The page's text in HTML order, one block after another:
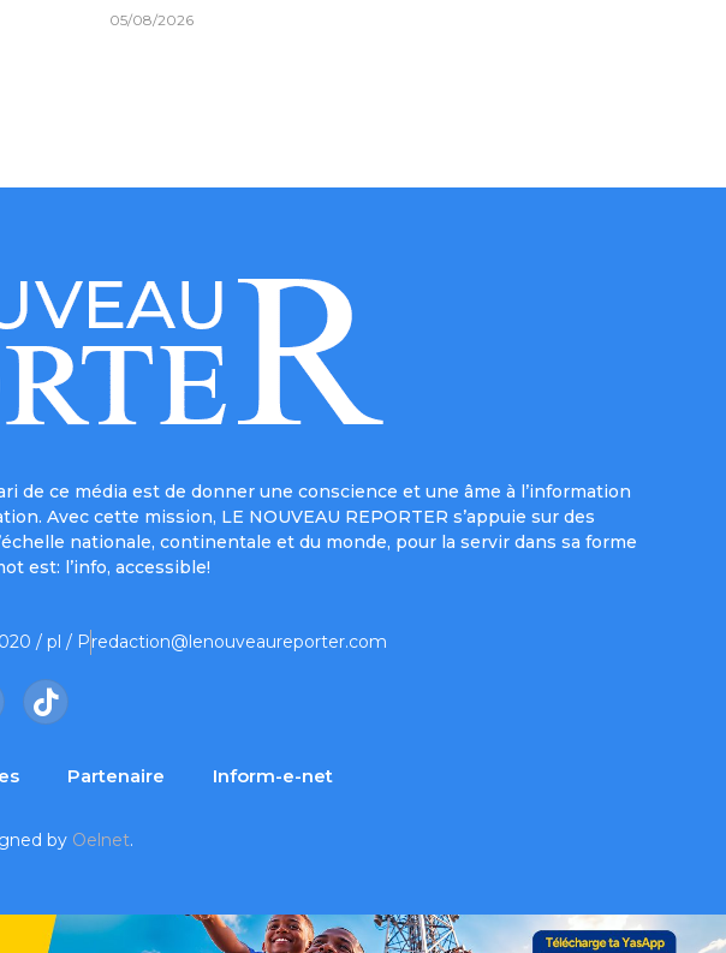
05/08/2026
de ce média est de donner une conscience et une âme à l’information
Avec cette mission, LE NOUVEAU REPORTER s’appuie sur des
nationale, continentale et du monde, pour la servir dans sa forme
est: l’info, accessible!
/ pl / Predaction@lenouveaureporter.com
TikTok
Partenaire Inform-e-net
by Oelnet.